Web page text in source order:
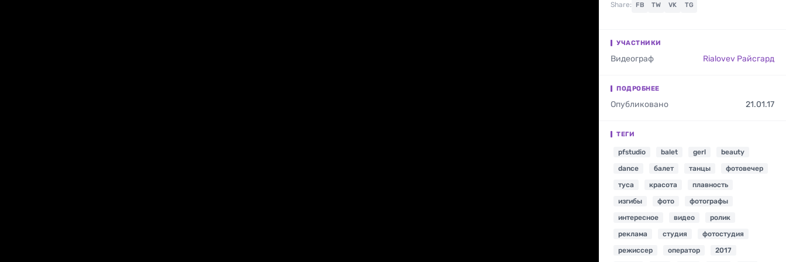
Share: FB TW VK TG
УЧАСТНИКИ
Видеограф Rialovev Райсгард
ПОДРОБНЕЕ
Опубликовано 21.01.17
ТЕГИ
pfstudio balet gerl
beauty
dance
балет танцы
фотовечер
туса
красота
плавность
изгибы
фото
фотографы
интересное
видео
ролик
реклама
студия
фотостудия
режиссер
оператор 2017